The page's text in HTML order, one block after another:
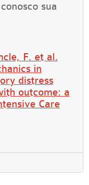
sua
F. et al.
in
distress
outcome: a
Care